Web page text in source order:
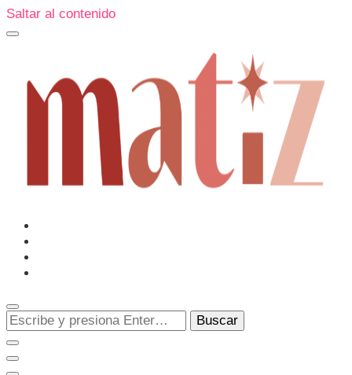
Saltar al contenido
Matiz
Un espacio editorial donde pongo en palabras aquello que
muchos sentimos y pocos sabemos cómo explicar y
donde también compartiré contigo las cosas que me
conmueven, me sorprenden o creo que merecen ser
¿Buscas
algo?